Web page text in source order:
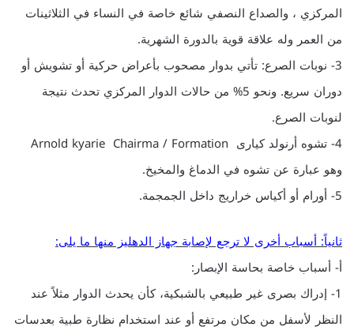
المركزي ، والصداع النصفي شائع خاصة في النساء في الثلاثينات
من العمر وله علاقة قوية بالدورة الشهرية.
3- نوبات الصرع: تأتي بدوار مصحوب بأعراض حركية أو تشويش أو
دوران سريع. ونحو 5% من حالات الدوار المركزي تحدث نتيجة
لنوبات الصرع.
4- تشوه أرنولد كيارى Arnold kyarie Chairma / Formation
وهو عبارة عن تشوه في الدماغ والمخيخ.
5- أورام أو أكياس خراريج داخل الجمجمة.
ثانياً: أسباب أخرى لا ترجع لإصابة جهاز الدهليز منها ما يلى:
أ- أسباب خاصة بحاسة الإبصار:
1- إدراك بصرى غير طبيعي بالشبكية، كأن يحدث الدوار مثلاً عند
النظر لأسفل من مكان مرتفع أو عند استخدام نظارة طبية بعدسات